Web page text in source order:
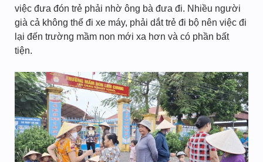
việc đưa đón trẻ phải nhờ ông bà đưa đi. Nhiều người
già cả không thể đi xe máy, phải dắt trẻ đi bộ nên việc đi
lại đến trường mầm non mới xa hơn và có phần bất
tiện.